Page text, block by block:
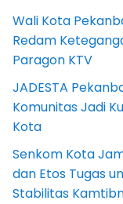
Wali Kota
Redam
Paragon KTV
JADESTA
Komunitas Jadi
Kota
Senkom Kota
dan Etos Tugas
Stabilitas